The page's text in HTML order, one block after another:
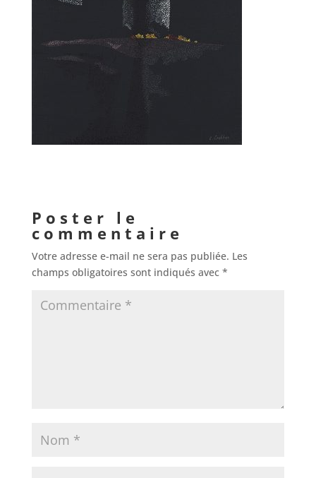
Poster le
commentaire
Votre adresse e-mail ne sera pas publiée. Les
champs obligatoires sont indiqués avec *